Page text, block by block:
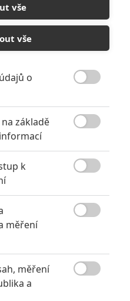
nebarví hnus českých dějin
Záhada strašidelného
Občanská válka
Godzilla x Kong: Nové
Opičí muž
pokračování
vše
vše
o
základě
k
měření
měření
a